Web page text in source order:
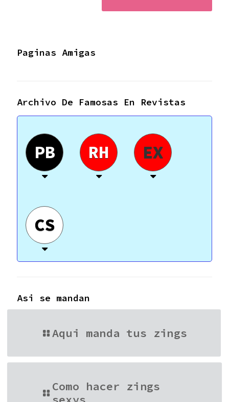
Paginas Amigas
Archivo De Famosas En Revistas
PB RH EX
CS
Asi se mandan
Aqui manda tus zings
Como hacer zings
sexys